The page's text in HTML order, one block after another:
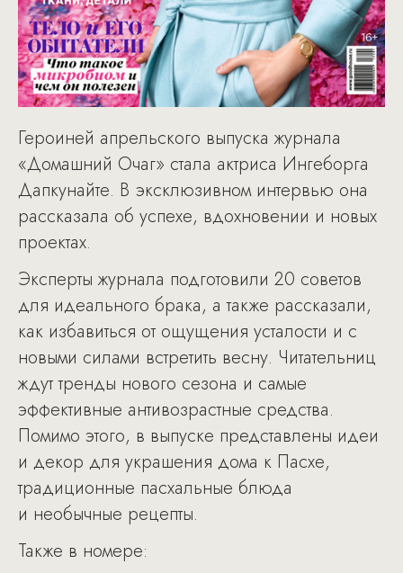
Героиней апрельского выпуска журнала
«Домашний Очаг» стала актриса Ингеборга
Дапкунайте. В эксклюзивном интервью она
рассказала об успехе, вдохновении и новых
проектах.
Эксперты журнала подготовили 20 советов
для идеального брака, а также рассказали,
как избавиться от ощущения усталости и с
новыми силами встретить весну. Читательниц
ждут тренды нового сезона и самые
эффективные антивозрастные средства.
Помимо этого, в выпуске представлены идеи
и декор для украшения дома к Пасхе,
традиционные пасхальные блюда
и необычные рецепты.
Также в номере: